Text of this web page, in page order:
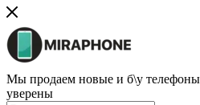
Мы продаем новые и б\у
уверены